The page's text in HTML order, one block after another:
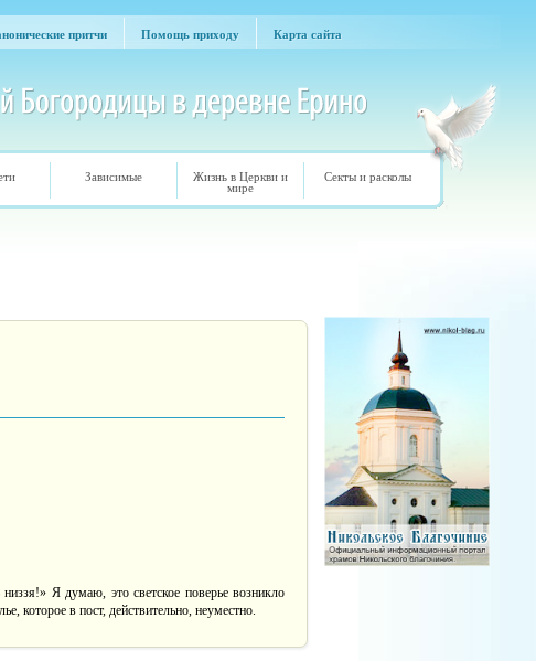
притчи Помощь приходу Карта сайта
Зависимые
Жизнь в Церкви и
мире
Секты и расколы
Я думаю, это светское поверье возникло
которое в пост, действительно, неуместно.